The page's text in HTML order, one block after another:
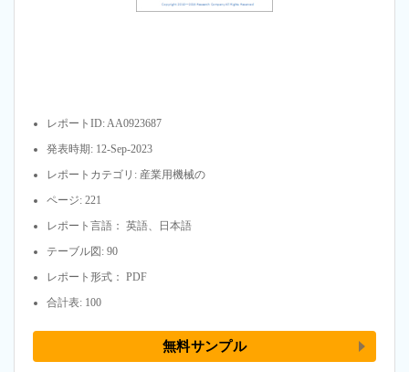
レポートID: AA0923687
発表時期: 12-Sep-2023
レポートカテゴリ: 産業用機械の
ページ: 221
レポート言語： 英語、日本語
テーブル図: 90
レポート形式： PDF
合計表: 100
無料サンプル